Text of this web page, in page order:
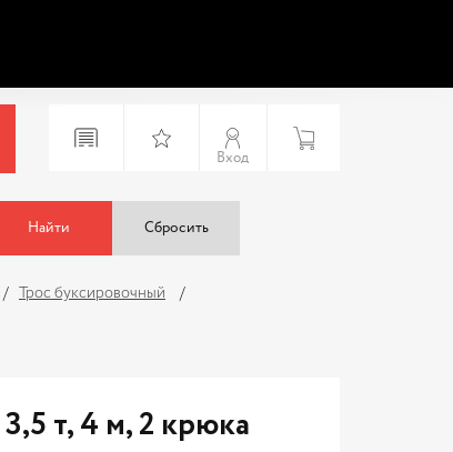
Вход
Найти Сбросить
Трос буксировочный
т, 4 м, 2 крюка